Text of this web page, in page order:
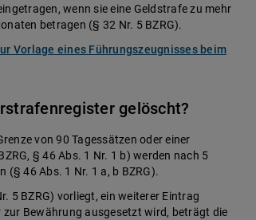
wenn sie eine Geldstrafe zu mehr
betragen (§ 32 Nr. 5 BZRG).
Vorlage eines Führungszeugnisses beim
gelöscht?
von 90 Tagessätzen oder einer
§ 46 Abs. 1 Nr. 1 b) werden nach 5
46 Abs. 1 Nr. 1 a, b BZRG).
5 BZRG) vorliegt, ein weiterer Eintrag
Bewährung ausgesetzt wird, beträgt die